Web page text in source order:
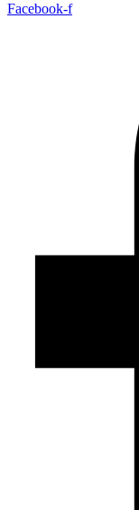
Facebook-f